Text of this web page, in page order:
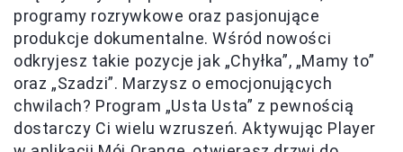
programy rozrywkowe oraz pasjonujące
produkcje dokumentalne. Wśród nowości
odkryjesz takie pozycje jak „Chyłka”, „Mamy to”
oraz „Szadzi”. Marzysz o emocjonujących
chwilach? Program „Usta Usta” z pewnością
dostarczy Ci wielu wzruszeń. Aktywując Player